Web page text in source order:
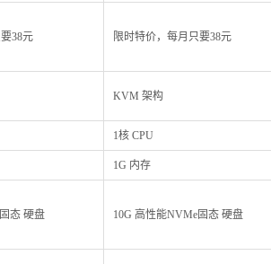
38元 限时特价，每月只要38元
KVM 架构
1核 CPU
1G 内存
态 硬盘 10G 高性能NVMe固态 硬盘